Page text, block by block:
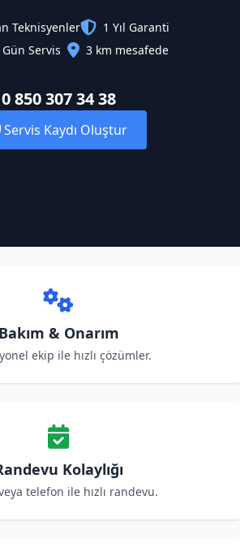
Teknisyenler
1 Yıl Garanti
Gün Servis
3 km mesafede
0 850 307 34 38
Servis Kaydı Oluştur
Bakım & Onarım
ekip ile hızlı çözümler.
Kolaylığı
telefon ile hızlı randevu.